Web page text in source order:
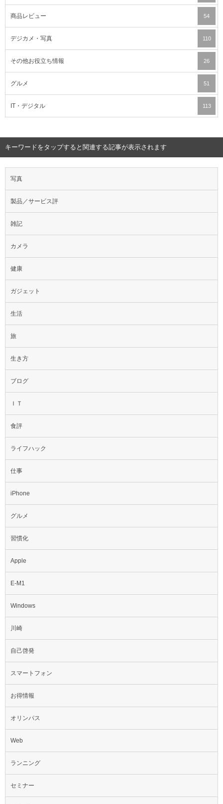
商品レビュー 54
デジカメ・写真 110
その他お役立ち情報 26
グルメ 51
IT・デジタル 113
キーワードをタップすると関連する記事が表示されます
写真
製品／サービス評
雑記
カメラ
健康
ガジェット
生活
旅
生き方
ブログ
ＩＴ
食評
ライフハック
仕事
iPhone
グルメ
習慣化
Apple
E-M1
Windows
川崎
自己啓発
スマートフォン
お得情報
オリンパス
Web
ランニング
セミナー